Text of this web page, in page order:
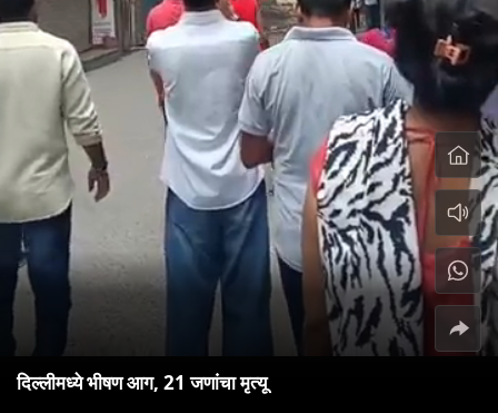
दिल्लीमध्ये भीषण आग, 21 जणांचा मृत्यू